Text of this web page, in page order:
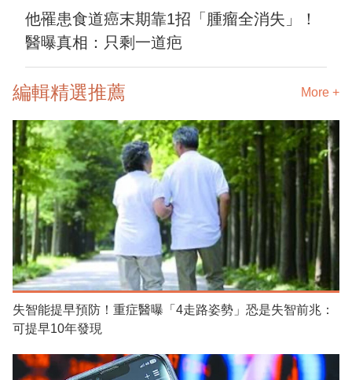
他罹患食道癌末期靠1招「腫瘤全消失」！
醫曝真相：只剩一道疤
編輯精選推薦 More +
失智能提早預防！重症醫曝「4走路姿勢」恐是失智前兆：
可提早10年發現